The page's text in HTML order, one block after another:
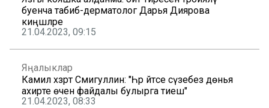
буенча табиб-дерматолог Дарья Диярова
киңәшләре
21.04.2023, 09:15
Яңалыклар
Камил хәзрәт Сәмигуллин: "Һәр әйтәсе сүзебез дөнья
ахирәте өчен файдалы булырга тиеш"
21.04.2023, 08:33